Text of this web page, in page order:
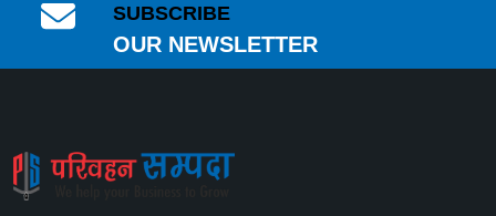
SUBSCRIBE
OUR NEWSLETTER